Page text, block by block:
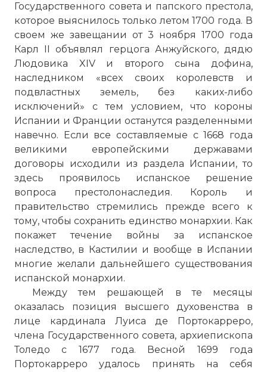
Государственного совета и папского престола,
которое выяснилось только летом 1700 года. В
своем же завещании от 3 ноября 1700 года
Карл II объявлял герцога Анжуйского, дядю
Людовика XIV и второго сына дофина,
наследником «всех своих королевств и
подвластных земель, без каких-либо
исключений» с тем условием, что короны
Испании и Франции останутся разделенными
навечно. Если все составляемые с 1668 года
великими европейскими державами
договоры исходили из раздела Испании, то
здесь проявилось испанское решение
вопроса престолонаследия. Король и
правительство стремились прежде всего к
тому, чтобы сохранить единство монархии. Как
покажет течение войны за испанское
наследство, в Кастилии и вообще в Испании
многие желали дальнейшего существования
испанской монархии.
Между тем решающей в те месяцы
оказалась позиция высшего духовенства в
лице кардинала Луиса де Портокарреро,
члена Государственного совета, архиепископа
Толедо с 1677 года. Весной 1699 года
Портокарреро удалось принять на себя